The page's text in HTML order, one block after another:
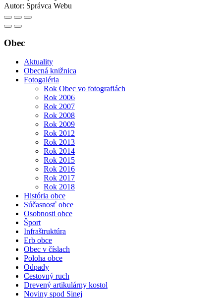
Autor: Správca Webu
Obec
Aktuality
Obecná knižnica
Fotogaléria
Rok Obec vo fotografiách
Rok 2006
Rok 2007
Rok 2008
Rok 2009
Rok 2012
Rok 2013
Rok 2014
Rok 2015
Rok 2016
Rok 2017
Rok 2018
História obce
Súčasnosť obce
Osobnosti obce
Šport
Infraštruktúra
Erb obce
Obec v číslach
Poloha obce
Odpady
Cestovný ruch
Drevený artikulárny kostol
Noviny spod Sinej